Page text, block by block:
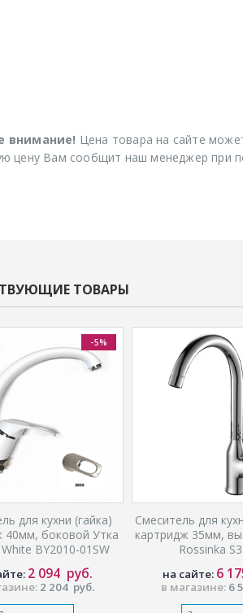
внимание! Цена товара на сайте
цену Вам сообщит наш менеджер при
ТОВАРЫ
-5%
для кухни (гайка)
40мм, боковой Утка
BY2010-01SW
2 204 руб.
2 094 руб.
Смеситель для
картридж 35мм,
Rossinka
в магазине: 6
на сайте: 6